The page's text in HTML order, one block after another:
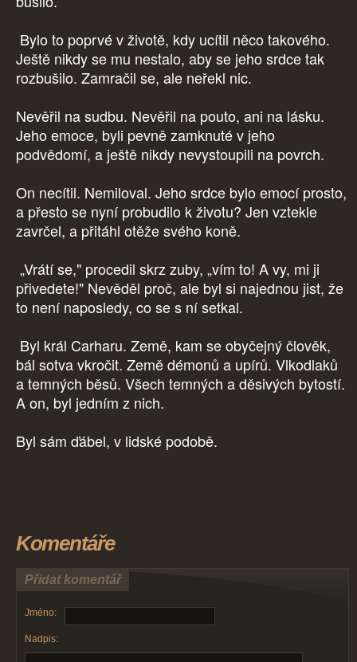
Bylo to poprvé v životě, kdy ucítil něco takového.
Ještě nikdy se mu nestalo, aby se jeho srdce tak
rozbušilo. Zamračil se, ale neřekl nic.
Nevěřil na sudbu. Nevěřil na pouto, ani na lásku.
Jeho emoce, byli pevně zamknuté v jeho
podvědomí, a ještě nikdy nevystoupili na povrch.
On necítil. Nemiloval. Jeho srdce bylo emocí prosto,
a přesto se nyní probudilo k životu? Jen vztekle
zavrčel, a přitáhl otěže svého koně.
„Vrátí se," procedil skrz zuby, „vím to! A vy, mi ji
přivedete!" Nevěděl proč, ale byl si najednou jist, že
to není naposledy, co se s ní setkal.
Byl král Carharu. Země, kam se obyčejný člověk,
bál sotva vkročit. Země démonů a upírů. Vlkodlaků
a temných běsů. Všech temných a děsivých bytostí.
A on, byl jedním z nich.
Byl sám ďábel, v lidské podobě.
Komentáře
Přidat komentář
Jméno:
Nadpis: